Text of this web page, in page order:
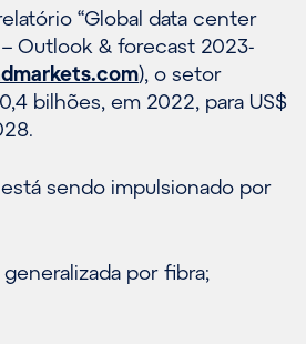
“Global data center
Outlook & forecast 2023-
), o setor
bilhões, em 2022, para US$
sendo impulsionado por
por fibra;